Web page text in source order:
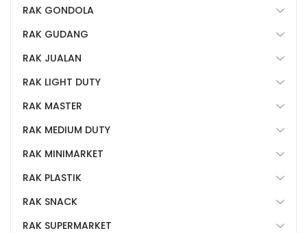
RAK GONDOLA
RAK GUDANG
RAK JUALAN
RAK LIGHT DUTY
RAK MASTER
RAK MEDIUM DUTY
RAK MINIMARKET
RAK PLASTIK
RAK SNACK
RAK SUPERMARKET